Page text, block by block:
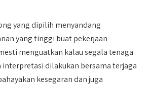
yang dipilih menyandang
yang tinggi buat pekerjaan
menguatkan kalau segala tenaga
interpretasi dilakukan bersama terjaga
kesegaran dan juga